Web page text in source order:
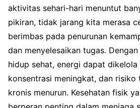
aktivitas sehari-hari menuntut
pikiran, tidak jarang kita merasa
berimbas pada penurunan
dan menyelesaikan tugas.
hidup sehat, energi dapat
konsentrasi meningkat, dan risiko
kronis menurun. Kesehatan fisik